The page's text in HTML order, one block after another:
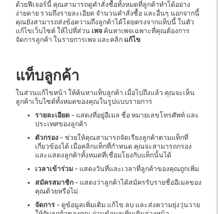
ด้วยฟีเจอร์นี้ คุณสามารถดูคำสั่งซื้อทั้งหมดที่ลูกค้าทำได้อย่าง
ง่ายดาย รวมถึงรายละเอียด จำนวนคำสั่งซื้อ และอื่นๆ นอกจากนี้
คุณยังสามารถส่งข้อความถึงลูกค้าได้โดยตรงจากแท็บนี้ ในตัว
แก้ไขเว็บไซต์ ให้ไปที่ส่วน เพจ ค้นหาเพจเฉพาะที่คุณต้องการ
จัดการลูกค้า ในรายการเพจ และคลิก แก้ไข
แท็บลูกค้า
ในส่วนแก้ไขหน้า ให้ค้นหาแท็บลูกค้า เมื่อไปถึงแล้ว คุณจะเห็น
ลูกค้าเว็บไซต์ทั้งหมดของคุณในรูปแบบรายการ
รายละเอียด - แสดงที่อยู่อีเมล ชื่อ หมายเลขโทรศัพท์ และ
ประเทศของลูกค้า
ตัวกรอง - ช่วยให้คุณสามารถจัดเรียงลูกค้าตามแท็กที่
เกี่ยวข้องได้ เมื่อคลิกแท็กที่กำหนด คุณจะสามารถกรอง
และแสดงลูกค้าทั้งหมดที่เชื่อมโยงกับแท็กนั้นได้
เวลาเข้าร่วม - แสดงวันที่และเวลาที่ลูกค้าของคุณถูกเพิ่ม
สมัครสมาชิก - แสดงว่าลูกค้าได้สมัครรับรายชื่ออีเมลของ
คุณด้วยหรือไม่
จัดการ - ดูข้อมูลเพิ่มเติม แก้ไข ลบ และส่งความยุ่งวุ่นวาย